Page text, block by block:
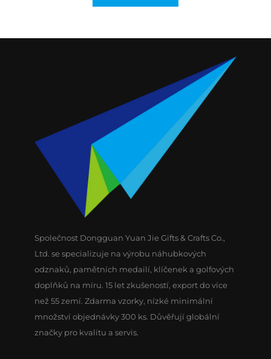
Společnost Dongguan Yuan Jie Gifts & Crafts Co.,
Ltd. se specializuje na výrobu náhubkových
odznaků, pamětních medailí, klíčenek a golfových
doplňků na míru. 15 let zkušeností, export do více
než 55 zemí. Zdarma vzorky, nízké minimální
množství objednávky 300 ks. Důvěřují globální
značky pro kvalitu a servis.